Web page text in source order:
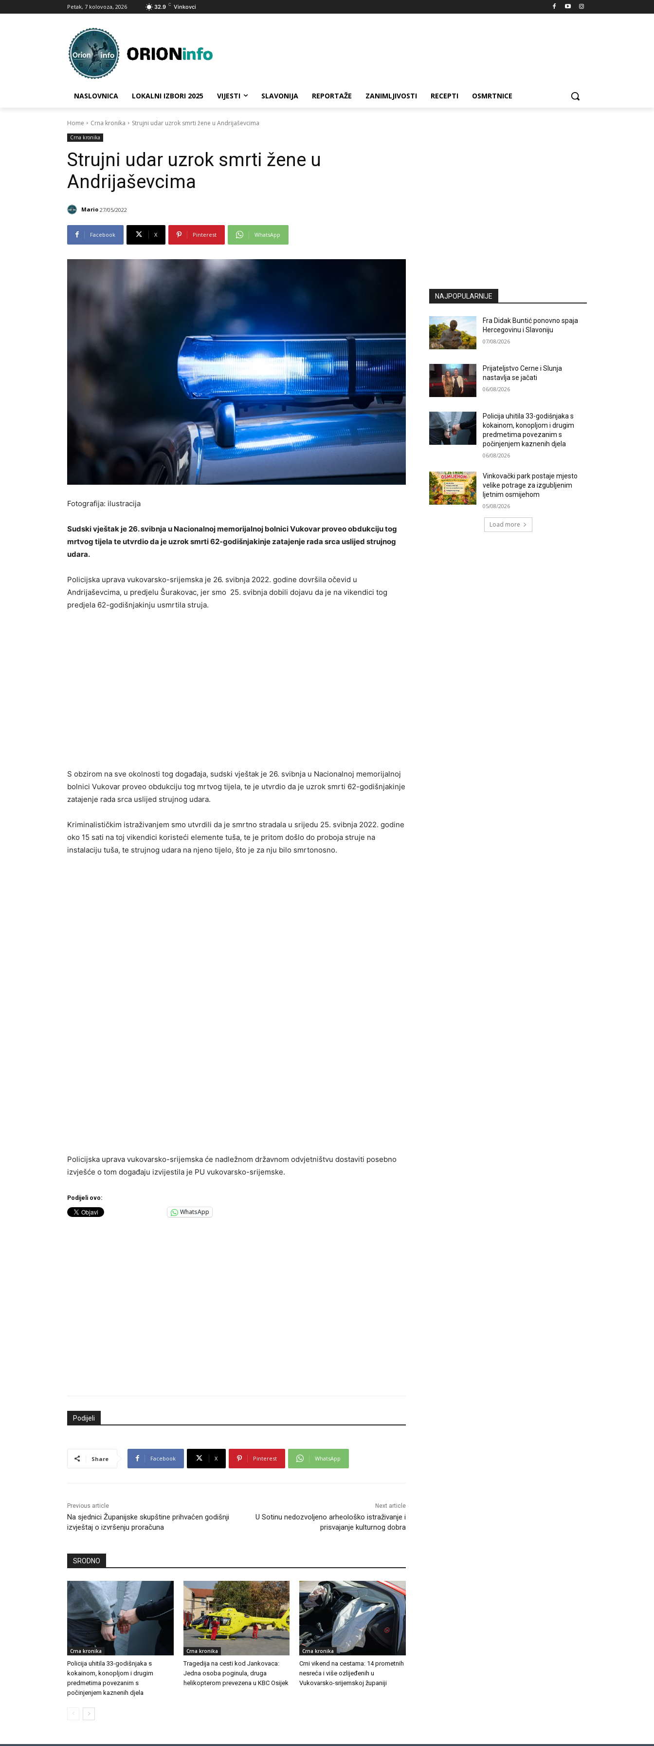
Petak, 7 kolovoza, 2026 32.9 C Vinkovci
NASLOVNICA LOKALNI IZBORI 2025 VIJESTI SLAVONIJA REPORTAŽE ZANIMLJIVOSTI RECEPTI OSMRTNICE
Home Crna kronika Strujni udar uzrok smrti žene u Andrijaševcima
Crna kronika
Strujni udar uzrok smrti žene u
Andrijaševcima
Mario 27/05/2022
Facebook X Pinterest WhatsApp
Fotografija: ilustracija
Sudski vještak je 26. svibnja u Nacionalnoj memorijalnoj bolnici Vukovar proveo obdukciju tog
mrtvog tijela te utvrdio da je uzrok smrti 62-godišnjakinje zatajenje rada srca uslijed strujnog
udara.
Policijska uprava vukovarsko-srijemska je 26. svibnja 2022. godine dovršila očevid u
Andrijaševcima, u predjelu Šurakovac, jer smo 25. svibnja dobili dojavu da je na vikendici tog
predjela 62-godišnjakinju usmrtila struja.
S obzirom na sve okolnosti tog događaja, sudski vještak je 26. svibnja u Nacionalnoj memorijalnoj
bolnici Vukovar proveo obdukciju tog mrtvog tijela, te je utvrdio da je uzrok smrti 62-godišnjakinje
zatajenje rada srca uslijed strujnog udara.
Kriminalističkim istraživanjem smo utvrdili da je smrtno stradala u srijedu 25. svibnja 2022. godine
oko 15 sati na toj vikendici koristeći elemente tuša, te je pritom došlo do proboja struje na
instalaciju tuša, te strujnog udara na njeno tijelo, što je za nju bilo smrtonosno.
Policijska uprava vukovarsko-srijemska će nadležnom državnom odvjetništvu dostaviti posebno
izvješće o tom događaju izvijestila je PU vukovarsko-srijemske.
Podijeli ovo:
WhatsApp
Podijeli
Share Facebook X Pinterest WhatsApp
Previous article
Na sjednici Županijske skupštine prihvaćen godišnji
izvještaj o izvršenju proračuna
Next article
U Sotinu nedozvoljeno arheološko istraživanje i
prisvajanje kulturnog dobra
SRODNO
Crna kronika
Policija uhitila 33-godišnjaka s
kokainom, konopljom i drugim
predmetima povezanim s
počinjenjem kaznenih djela
Crna kronika
Tragedija na cesti kod Jankovaca:
Jedna osoba poginula, druga
helikopterom prevezena u KBC Osijek
Crna kronika
Crni vikend na cestama: 14 prometnih
nesreća i više ozlijeđenih u
Vukovarsko-srijemskoj županiji
NAJPOPULARNIJE
Fra Didak Buntić ponovno spaja
Hercegovinu i Slavoniju
07/08/2026
Prijateljstvo Cerne i Slunja
nastavlja se jačati
06/08/2026
Policija uhitila 33-godišnjaka s
kokainom, konopljom i drugim
predmetima povezanim s
počinjenjem kaznenih djela
06/08/2026
Vinkovački park postaje mjesto
velike potrage za izgubljenim
ljetnim osmijehom
05/08/2026
Load more